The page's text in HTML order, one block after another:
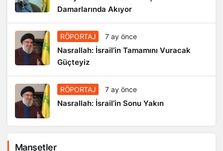
Damarlarında Akıyor
RÖPORTAJ 7 ay önce
Nasrallah: İsrail’in Tamamını Vuracak
Güçteyiz
RÖPORTAJ 7 ay önce
Nasrallah: İsrail’in Sonu Yakın
Manşetler